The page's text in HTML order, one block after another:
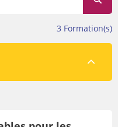
connaissance des
3 Formation(s)